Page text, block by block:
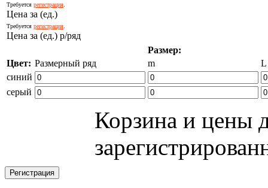
Требуется регистрация
Цена за (ед.)
Требуется регистрация
Цена за (ед.) р/ряд
Размер:
Цвет: Размерный ряд m
L
синий
серый
Корзина и цены